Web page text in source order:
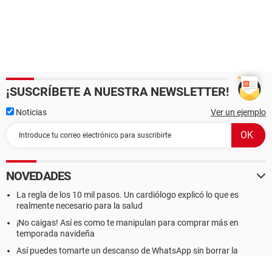
¡SUSCRÍBETE A NUESTRA NEWSLETTER!
Noticias Ver un ejemplo
NOVEDADES
La regla de los 10 mil pasos. Un cardiólogo explicó lo que es
realmente necesario para la salud
¡No caigas! Así es como te manipulan para comprar más en
temporada navideña
Así puedes tomarte un descanso de WhatsApp sin borrar la